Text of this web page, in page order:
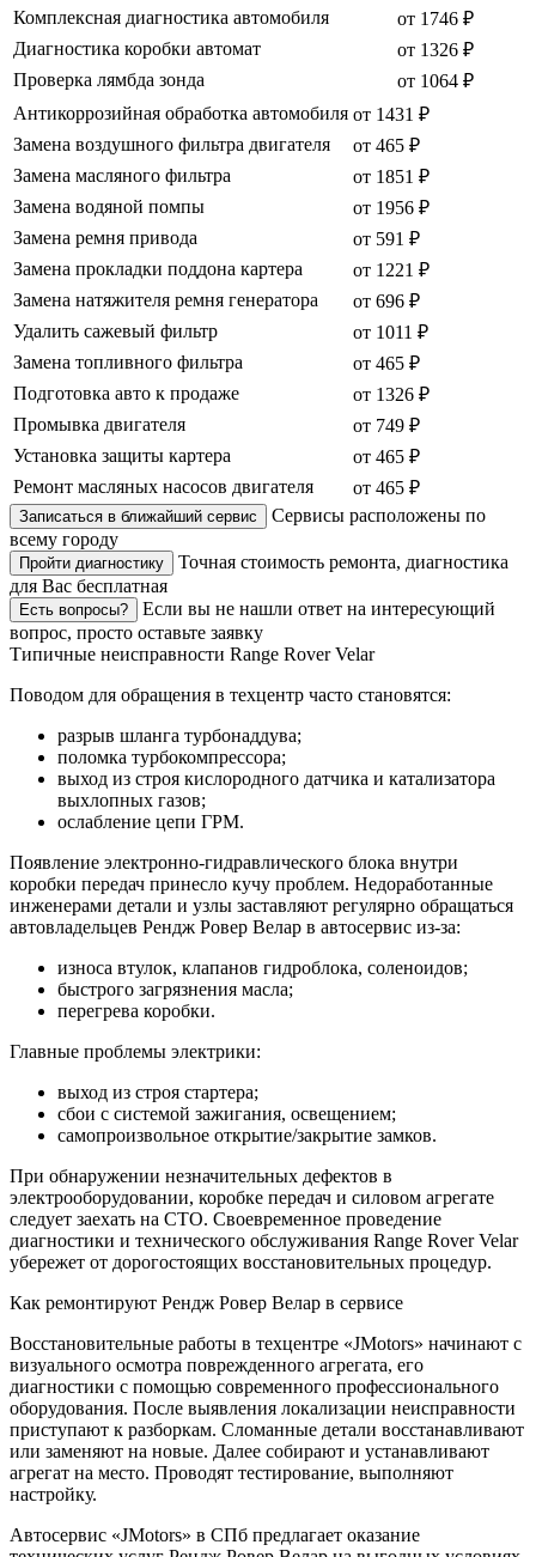
Комплексная диагностика автомобиля
от 1746 ₽
Диагностика коробки автомат
от 1326 ₽
Проверка лямбда зонда
от 1064 ₽
Антикоррозийная обработка автомобиля от 1431 ₽
Замена воздушного фильтра двигателя
от 465 ₽
Замена масляного фильтра
от 1851 ₽
Замена водяной помпы
от 1956 ₽
Замена ремня привода
от 591 ₽
Замена прокладки поддона картера
от 1221 ₽
Замена натяжителя ремня генератора
от 696 ₽
Удалить сажевый фильтр
от 1011 ₽
Замена топливного фильтра
от 465 ₽
Подготовка авто к продаже
от 1326 ₽
Промывка двигателя
от 749 ₽
Установка защиты картера
от 465 ₽
Ремонт масляных насосов двигателя
от 465 ₽
Записаться в ближайший сервис
Сервисы расположены по
всему городу
Пройти диагностику
Точная стоимость ремонта, диагностика
для Вас бесплатная
Есть вопросы?
Если вы не нашли ответ на интересующий
вопрос, просто оставьте заявку
Типичные неисправности Range Rover Velar
Поводом для обращения в техцентр часто становятся:
разрыв шланга турбонаддува;
поломка турбокомпрессора;
выход из строя кислородного датчика и катализатора
выхлопных газов;
ослабление цепи ГРМ.
Появление электронно-гидравлического блока внутри
коробки передач принесло кучу проблем. Недоработанные
инженерами детали и узлы заставляют регулярно обращаться
автовладельцев Рендж Ровер Велар в автосервис из-за:
износа втулок, клапанов гидроблока, соленоидов;
быстрого загрязнения масла;
перегрева коробки.
Главные проблемы электрики:
выход из строя стартера;
сбои с системой зажигания, освещением;
самопроизвольное открытие/закрытие замков.
При обнаружении незначительных дефектов в
электрооборудовании, коробке передач и силовом агрегате
следует заехать на СТО. Своевременное проведение
диагностики и технического обслуживания Range Rover Velar
убережет от дорогостоящих восстановительных процедур.
Как ремонтируют Рендж Ровер Велар в сервисе
Восстановительные работы в техцентре «JMotors» начинают с
визуального осмотра поврежденного агрегата, его
диагностики с помощью современного профессионального
оборудования. После выявления локализации неисправности
приступают к разборкам. Сломанные детали восстанавливают
или заменяют на новые. Далее собирают и устанавливают
агрегат на место. Проводят тестирование, выполняют
настройку.
Автосервис «JMotors» в СПб предлагает оказание